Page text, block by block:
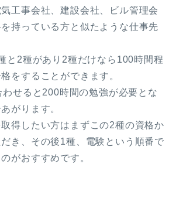
工事会社、建設会社、ビル管理会
持っている方と似たような仕事先
と2種があり2種だけなら100時間程
をすることができます。
せると200時間の勉強が必要とな
がります。
得したい方はまずこの2種の資格か
き、その後1種、電験という順番で
がおすすめです。